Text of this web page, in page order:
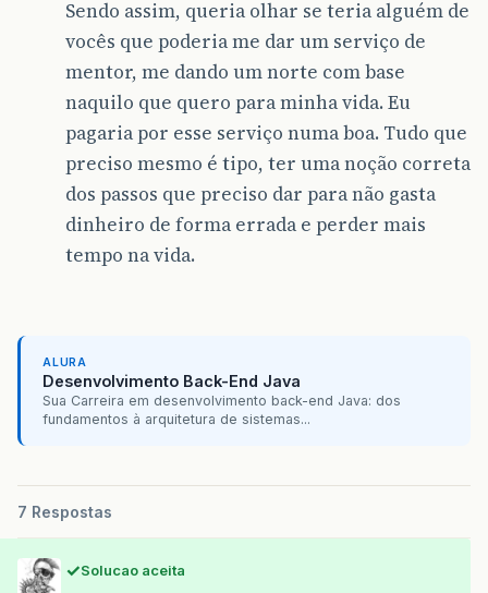
Sendo assim, queria olhar se teria alguém de
vocês que poderia me dar um serviço de
mentor, me dando um norte com base
naquilo que quero para minha vida. Eu
pagaria por esse serviço numa boa. Tudo que
preciso mesmo é tipo, ter uma noção correta
dos passos que preciso dar para não gasta
dinheiro de forma errada e perder mais
tempo na vida.
ALURA
Desenvolvimento Back-End Java
Sua Carreira em desenvolvimento back-end Java: dos
fundamentos à arquitetura de sistemas...
7 Respostas
Solucao aceita